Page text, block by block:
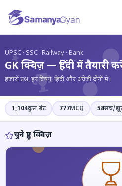
?
UPSC · SSC · Railway · Bank
GK क्विज़ — हिंदी में तैयारी
हज़ारों प्रश्न, हर विषय, हिंदी और अंग्रेज़ी दोनों में।
1,104कुल सेट 777MCQ 58सच/
चुने हुए क्विज़